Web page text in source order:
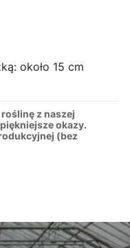
około 15 cm
z naszej
okazy.
(bez